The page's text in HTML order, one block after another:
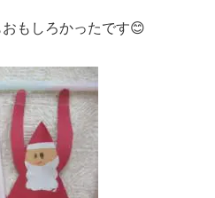
もしろかったです😊